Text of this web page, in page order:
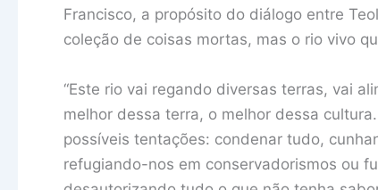
Francisco, a propósito do diálogo entre
coleção de coisas mortas, mas o rio vivo
“Este rio vai regando diversas terras, vai
melhor dessa terra, o melhor dessa
possíveis tentações: condenar tudo,
refugiando-nos em conservadorismos ou